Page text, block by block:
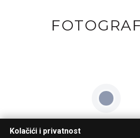
Kolačići i privatnost